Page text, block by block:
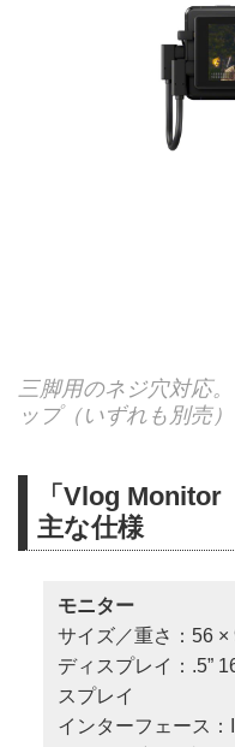
三脚用のネジ穴対応
ップ（いずれも別売
「Vlog Monitor
主な仕様
モニター
サイズ／重さ：56 ×
ディスプレイ：.5”
スプレイ
インターフェース：